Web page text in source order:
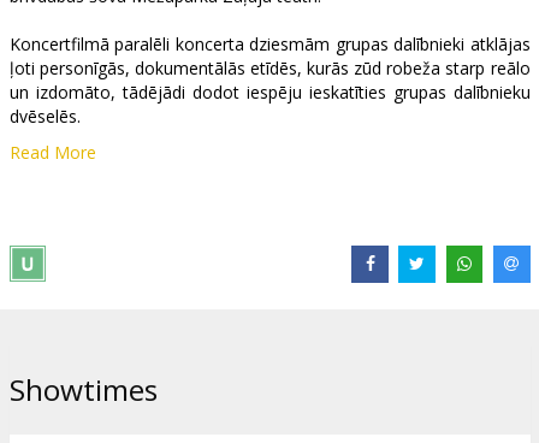
Club
Koncertfilmā paralēli koncerta dziesmām grupas dalībnieki atklājas
ļoti personīgās, dokumentālās etīdēs, kurās zūd robeža starp reālo
un izdomāto, tādējādi dodot iespēju ieskatīties grupas dalībnieku
dvēselēs.
Filma latviešu valodā.
Distributor:
Director:
Kārlis Zemītis
Read More
Showtimes